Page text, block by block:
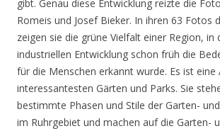
gibt. Genau diese Entwicklung reizte die
Romeis und Josef Bieker. In ihren 63 Fotos
zeigen sie die grüne Vielfalt einer Region, in
industriellen Entwicklung schon früh die
für die Menschen erkannt wurde. Es ist eine
interessantesten Gärten und Parks. Sie
bestimmte Phasen und Stile der Garten-
im Ruhrgebiet und machen auf die Garten-